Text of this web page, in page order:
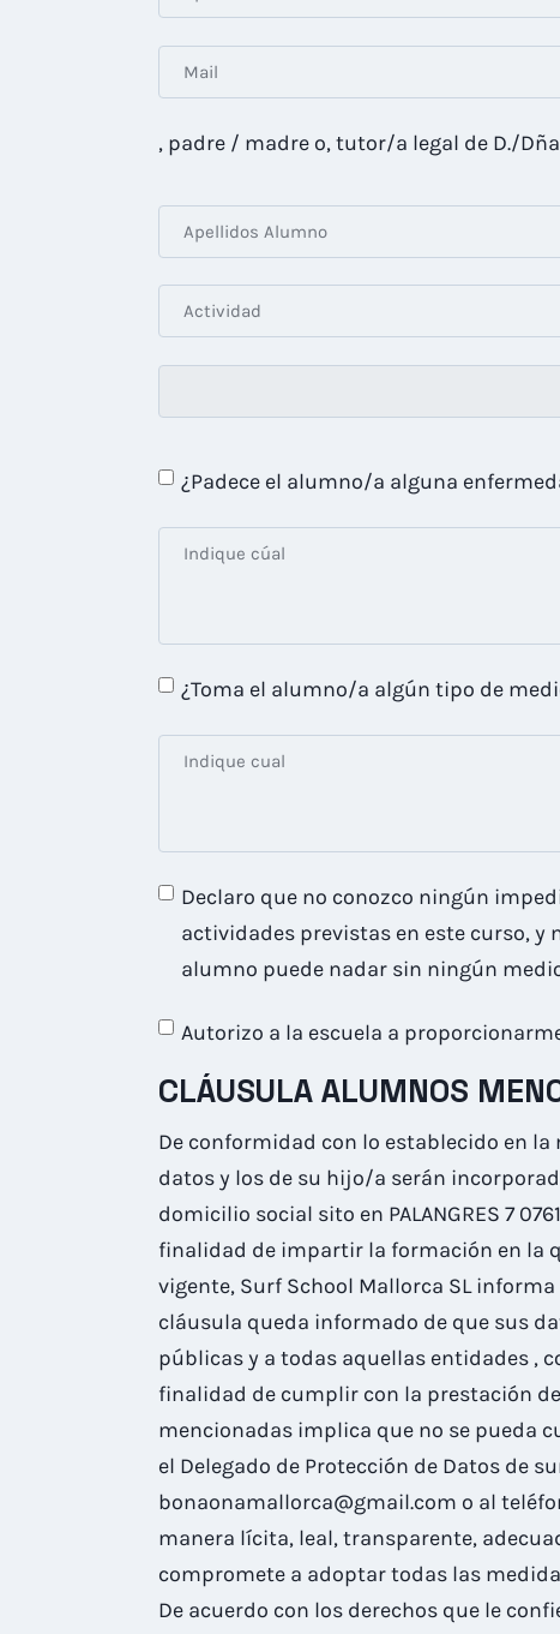
, padre / madre o, tutor/a legal de D./
¿Padece el alumno/a alguna
¿Toma el alumno/a algún tipo de
Declaro que no conozco ningún
actividades previstas en este curso,
alumno puede nadar sin ningún
Autorizo a la escuela a
CLÁUSULA ALUMNOS
De conformidad con lo establecido en
datos y los de su hijo/a serán
domicilio social sito en PALANGRES 7
finalidad de impartir la formación en la
vigente, Surf School Mallorca SL
cláusula queda informado de que sus
públicas y a todas aquellas entidades ,
finalidad de cumplir con la prestación
mencionadas implica que no se pueda
el Delegado de Protección de Datos de
bonaonamallorca@gmail.com o al
manera lícita, leal, transparente,
compromete a adoptar todas las
De acuerdo con los derechos que le